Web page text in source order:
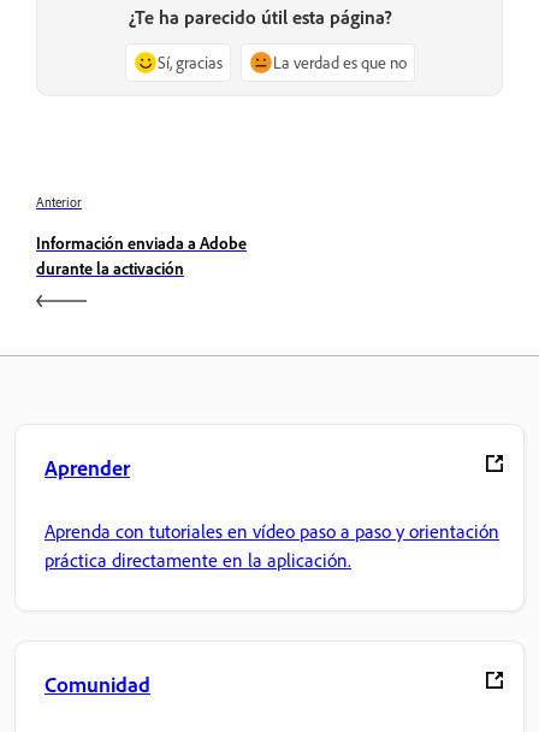
¿Te ha parecido útil esta página?
Sí, gracias La verdad es que no
Anterior
Información enviada a Adobe
durante la activación
Aprender
Aprenda con tutoriales en vídeo paso a paso y orientación
práctica directamente en la aplicación.
Comunidad